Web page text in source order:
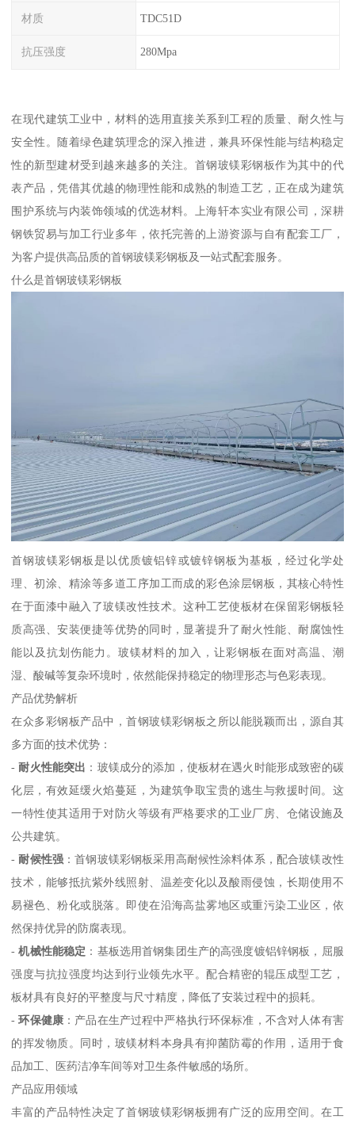
材质 TDC51D
抗压强度 280Mpa
在现代建筑工业中，材料的选用直接关系到工程的质量、耐久性与
安全性。随着绿色建筑理念的深入推进，兼具环保性能与结构稳定
性的新型建材受到越来越多的关注。首钢玻镁彩钢板作为其中的代
表产品，凭借其优越的物理性能和成熟的制造工艺，正在成为建筑
围护系统与内装饰领域的优选材料。上海轩本实业有限公司，深耕
钢铁贸易与加工行业多年，依托完善的上游资源与自有配套工厂，
为客户提供高品质的首钢玻镁彩钢板及一站式配套服务。
什么是首钢玻镁彩钢板
首钢玻镁彩钢板是以优质镀铝锌或镀锌钢板为基板，经过化学处
理、初涂、精涂等多道工序加工而成的彩色涂层钢板，其核心特性
在于面漆中融入了玻镁改性技术。这种工艺使板材在保留彩钢板轻
质高强、安装便捷等优势的同时，显著提升了耐火性能、耐腐蚀性
能以及抗划伤能力。玻镁材料的加入，让彩钢板在面对高温、潮
湿、酸碱等复杂环境时，依然能保持稳定的物理形态与色彩表现。
产品优势解析
在众多彩钢板产品中，首钢玻镁彩钢板之所以能脱颖而出，源自其
多方面的技术优势：
-耐火性能突出 ：玻镁成分的添加，使板材在遇火时能形成致密的碳
化层，有效延缓火焰蔓延，为建筑争取宝贵的逃生与救援时间。这
一特性使其适用于对防火等级有严格要求的工业厂房、仓储设施及
公共建筑。
-耐候性强 ：首钢玻镁彩钢板采用高耐候性涂料体系，配合玻镁改性
技术，能够抵抗紫外线照射、温差变化以及酸雨侵蚀，长期使用不
易褪色、粉化或脱落。即使在沿海高盐雾地区或重污染工业区，依
然保持优异的防腐表现。
-机械性能稳定 ：基板选用首钢集团生产的高强度镀铝锌钢板，屈服
强度与抗拉强度均达到行业领先水平。配合精密的辊压成型工艺，
板材具有良好的平整度与尺寸精度，降低了安装过程中的损耗。
-环保健康 ：产品在生产过程中严格执行环保标准，不含对人体有害
的挥发物质。同时，玻镁材料本身具有抑菌防霉的作用，适用于食
品加工、医药洁净车间等对卫生条件敏感的场所。
产品应用领域
丰富的产品特性决定了首钢玻镁彩钢板拥有广泛的应用空间。在工